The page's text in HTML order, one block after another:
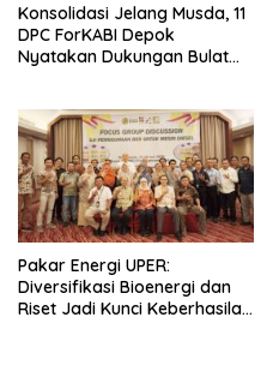
Konsolidasi Jelang Musda, 11
DPC ForKABI Depok
Nyatakan Dukungan Bulat
Pakar Energi UPER:
Diversifikasi Bioenergi dan
Riset Jadi Kunci Keberhasilan